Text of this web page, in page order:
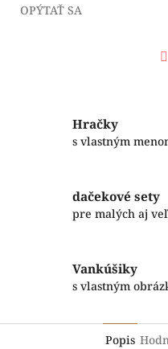
OPÝTAŤ SA
Hračky
s vlastným
dačekové sety
pre malých aj
Vankúšiky
s vlastným
Popis